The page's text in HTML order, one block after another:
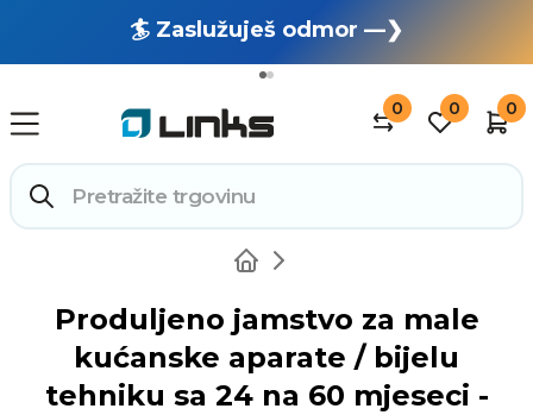
🏄 Zaslužuješ odmor —❯
🔥 OUTLET: TOTALNA RASPRODAJA —❯
0 0 0
Produljeno jamstvo za male
kućanske aparate / bijelu
tehniku sa 24 na 60 mjeseci -